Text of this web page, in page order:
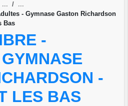
- Gymnase Gaston Richardson
Bas
-
-
LES BAS